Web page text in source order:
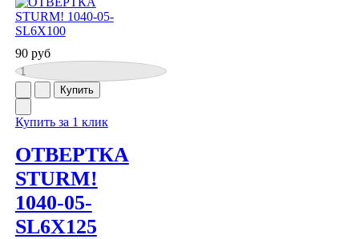
90 руб
Купить за 1 клик
ОТВЕРТКА
STURM!
1040-05-
SL6X125